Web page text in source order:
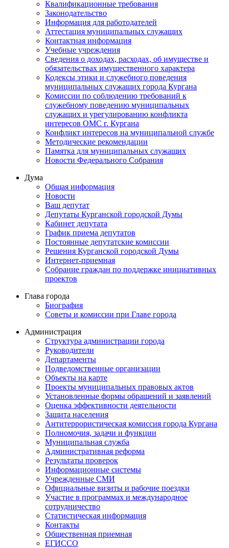
Квалификационные требования
Законодательство
Информация для работодателей
Аттестация муниципальных служащих
Контактная информация
Учебные учреждения
Сведения о доходах, расходах, об имуществе и
обязательствах имущественного характера
Кодексы этики и служебного поведения
муниципальных служащих города Кургана
Комиссии по соблюдению требований к
служебному поведению муниципальных
служащих и урегулированию конфликта
интересов ОМС г. Кургана
Конфликт интересов на муниципальной службе
Методические рекомендации
Памятка для муниципальных служащих
Новости Федерального Cобрания
Дума
Общая информация
Новости
Ваш депутат
Депутаты Курганской городской Думы
Кабинет депутата
График приема депутатов
Постоянные депутатские комиссии
Решения Курганской городской Думы
Интернет-приемная
Собрание граждан по поддержке инициативных
проектов
Глава города
Биография
Советы и комиссии при Главе города
Администрация
Структура администрации города
Руководители
Департаменты
Подведомственные организации
Объекты на карте
Проекты муниципальных правовых актов
Установленные формы обращений и заявлений
Оценка эффективности деятельности
Защита населения
Антитеррористическая комиссия города Кургана
Полномочия, задачи и функции
Муниципальная служба
Административная реформа
Результаты проверок
Информационные системы
Учрежденные СМИ
Официальные визиты и рабочие поездки
Участие в программах и международное
сотрудничество
Статистическая информация
Контакты
Общественная приемная
ЕГИССО